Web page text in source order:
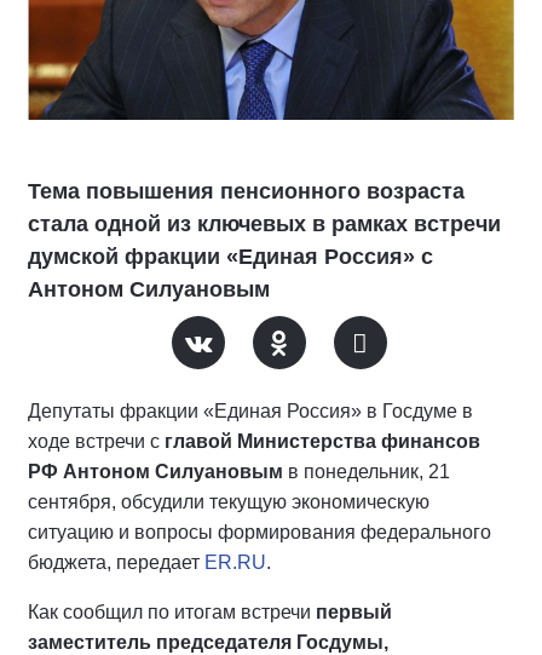
Тема повышения пенсионного возраста
стала одной из ключевых в рамках встречи
думской фракции «Единая Россия» с
Антоном Силуановым
Депутаты фракции «Единая Россия» в Госдуме в
ходе встречи с главой Министерства финансов
РФ Антоном Силуановым в понедельник, 21
сентября, обсудили текущую экономическую
ситуацию и вопросы формирования федерального
бюджета, передает ER.RU.
Как сообщил по итогам встречи первый
заместитель председателя Госдумы,